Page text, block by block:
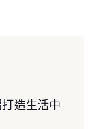
造生活中